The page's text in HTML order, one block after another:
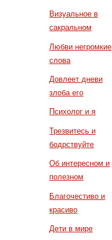
Визуальное в
сакральном
Любви негромкие
слова
Довлеет дневи
злоба его
Психолог и я
Трезвитесь и
бодрствуйте
Об интересном и
полезном
Благочестиво и
красиво
Дети в мире